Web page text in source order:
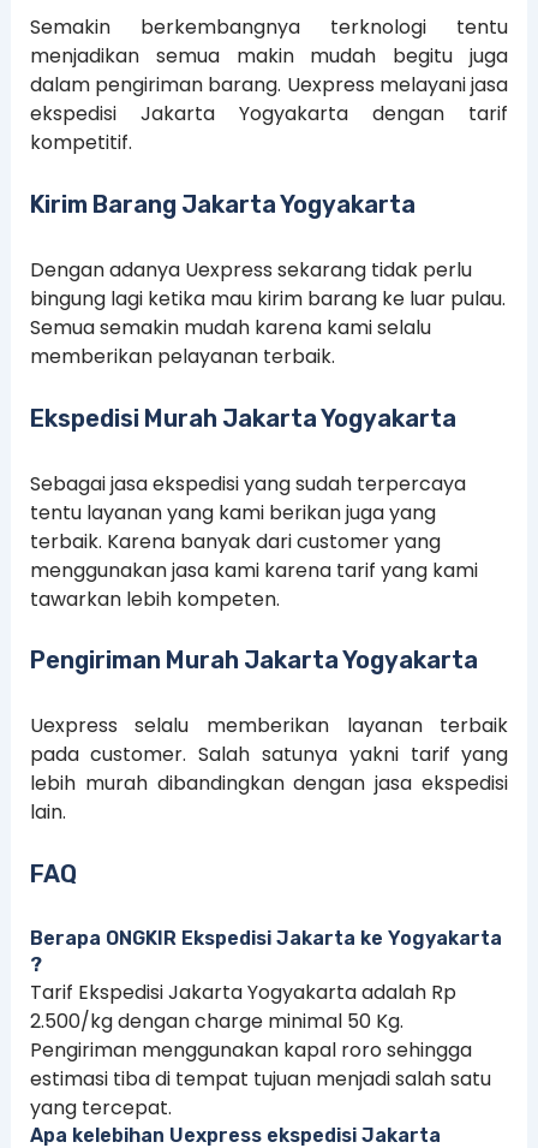
Semakin berkembangnya terknologi tentu
menjadikan semua makin mudah begitu juga
dalam pengiriman barang. Uexpress melayani jasa
ekspedisi Jakarta Yogyakarta dengan tarif
kompetitif.
Kirim Barang Jakarta Yogyakarta
Dengan adanya Uexpress sekarang tidak perlu
bingung lagi ketika mau kirim barang ke luar pulau.
Semua semakin mudah karena kami selalu
memberikan pelayanan terbaik.
Ekspedisi Murah Jakarta Yogyakarta
Sebagai jasa ekspedisi yang sudah terpercaya
tentu layanan yang kami berikan juga yang
terbaik. Karena banyak dari customer yang
menggunakan jasa kami karena tarif yang kami
tawarkan lebih kompeten.
Pengiriman Murah Jakarta Yogyakarta
Uexpress selalu memberikan layanan terbaik
pada customer. Salah satunya yakni tarif yang
lebih murah dibandingkan dengan jasa ekspedisi
lain.
FAQ
Berapa ONGKIR Ekspedisi Jakarta ke Yogyakarta
?
Tarif Ekspedisi Jakarta Yogyakarta adalah Rp
2.500/kg dengan charge minimal 50 Kg.
Pengiriman menggunakan kapal roro sehingga
estimasi tiba di tempat tujuan menjadi salah satu
yang tercepat.
Apa kelebihan Uexpress ekspedisi Jakarta